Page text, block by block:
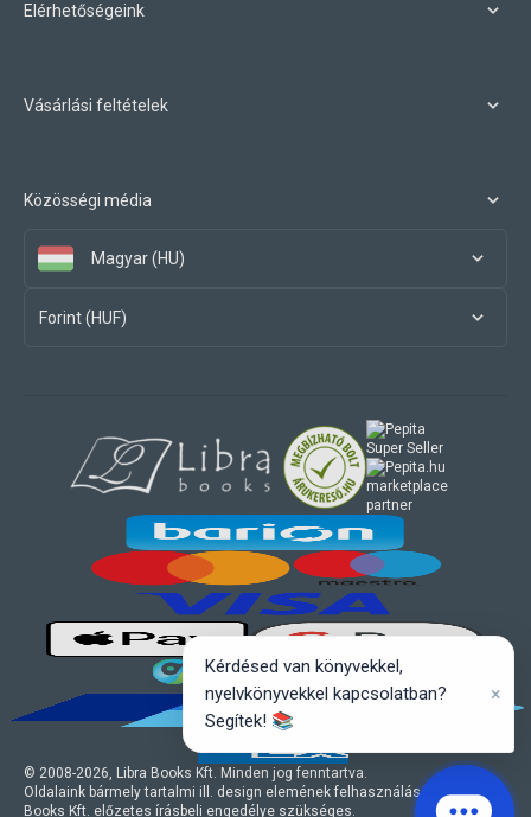
Elérhetőségeink
Vásárlási feltételek
Közösségi média
Magyar (HU)
Forint (HUF)
© 2008-2026, Libra Books Kft. Minden jog fenntartva.
Oldalaink bármely tartalmi ill. design elemének felhasználásához a Libra
Books Kft. előzetes írásbeli engedélye szükséges.
marketplace
partner
Kérdésed van könyvekkel,
nyelvkönyvekkel kapcsolatban?
Segítek! 📚
×